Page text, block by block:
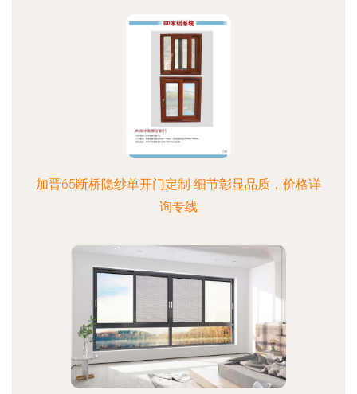
加晋65断桥隐纱单开门定制 细节彰显品质，价格详
询专线